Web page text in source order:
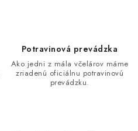
Potravinová prevádzka
Ako jedni z mála včelárov máme
zriadenú oficiálnu potravinovú
prevádzku.